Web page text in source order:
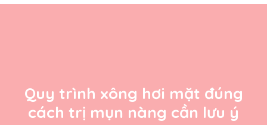
Quy trình xông hơi mặt đúng
cách trị mụn nàng cần lưu ý